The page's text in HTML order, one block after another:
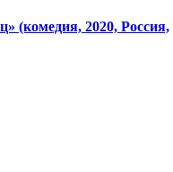
(комедия, 2020, Россия,